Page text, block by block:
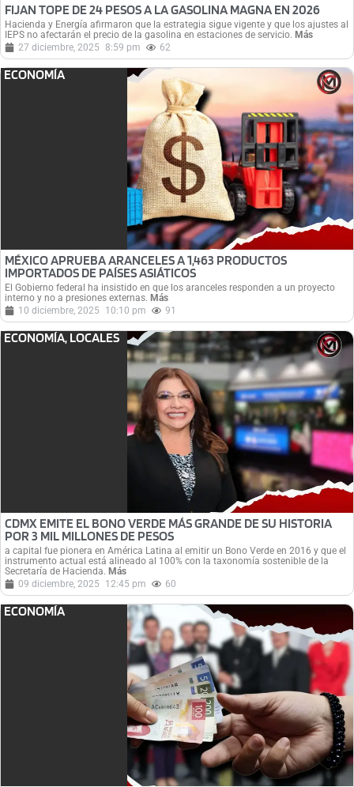
FIJAN TOPE DE 24 PESOS A LA GASOLINA MAGNA EN 2026
Hacienda y Energía afirmaron que la estrategia sigue vigente y que los ajustes al
IEPS no afectarán el precio de la gasolina en estaciones de servicio. Más
27 diciembre, 2025 8:59 pm 62
ECONOMÍA
MÉXICO APRUEBA ARANCELES A 1,463 PRODUCTOS
IMPORTADOS DE PAÍSES ASIÁTICOS
El Gobierno federal ha insistido en que los aranceles responden a un proyecto
interno y no a presiones externas. Más
10 diciembre, 2025
10:10 pm 91
ECONOMÍA, LOCALES
CDMX EMITE EL BONO VERDE MÁS GRANDE DE SU HISTORIA
POR 3 MIL MILLONES DE PESOS
a capital fue pionera en América Latina al emitir un Bono Verde en 2016 y que el
instrumento actual está alineado al 100% con la taxonomía sostenible de la
Secretaría de Hacienda. Más
09 diciembre, 2025
12:45 pm 60
ECONOMÍA